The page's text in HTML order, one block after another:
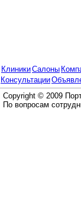
КлиникиСалоны
Консультации
Copyright © 2009
По вопросам